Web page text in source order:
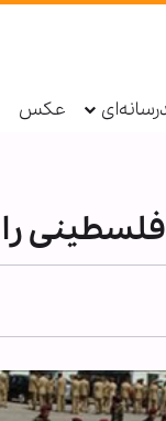
عکس